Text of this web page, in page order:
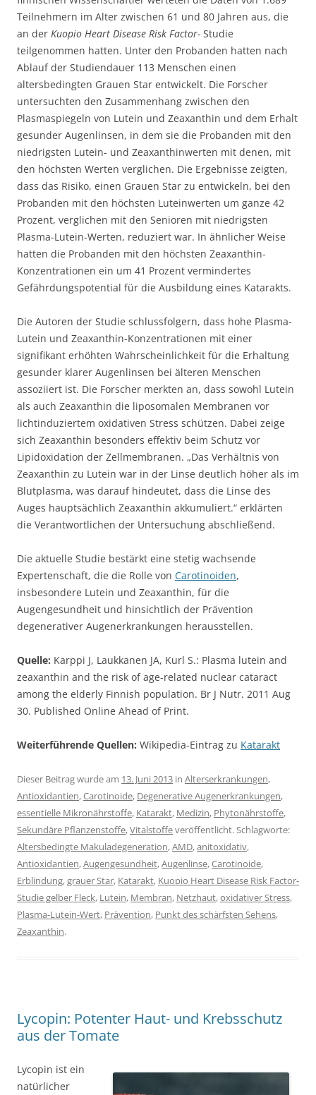
Teilnehmern im Alter zwischen 61 und 80 Jahren aus, die
an der Kuopio Heart Disease Risk Factor- Studie
teilgenommen hatten. Unter den Probanden hatten nach
Ablauf der Studiendauer 113 Menschen einen
altersbedingten Grauen Star entwickelt. Die Forscher
untersuchten den Zusammenhang zwischen den
Plasmaspiegeln von Lutein und Zeaxanthin und dem Erhalt
gesunder Augenlinsen, in dem sie die Probanden mit den
niedrigsten Lutein- und Zeaxanthinwerten mit denen, mit
den höchsten Werten verglichen. Die Ergebnisse zeigten,
dass das Risiko, einen Grauen Star zu entwickeln, bei den
Probanden mit den höchsten Luteinwerten um ganze 42
Prozent, verglichen mit den Senioren mit niedrigsten
Plasma-Lutein-Werten, reduziert war. In ähnlicher Weise
hatten die Probanden mit den höchsten Zeaxanthin-
Konzentrationen ein um 41 Prozent vermindertes
Gefährdungspotential für die Ausbildung eines Katarakts.
Die Autoren der Studie schlussfolgern, dass hohe Plasma-
Lutein und Zeaxanthin-Konzentrationen mit einer
signifikant erhöhten Wahrscheinlichkeit für die Erhaltung
gesunder klarer Augenlinsen bei älteren Menschen
assoziiert ist. Die Forscher merkten an, dass sowohl Lutein
als auch Zeaxanthin die liposomalen Membranen vor
lichtinduziertem oxidativen Stress schützen. Dabei zeige
sich Zeaxanthin besonders effektiv beim Schutz vor
Lipidoxidation der Zellmembranen. „Das Verhältnis von
Zeaxanthin zu Lutein war in der Linse deutlich höher als im
Blutplasma, was darauf hindeutet, dass die Linse des
Auges hauptsächlich Zeaxanthin akkumuliert.“ erklärten
die Verantwortlichen der Untersuchung abschließend.
Die aktuelle Studie bestärkt eine stetig wachsende
Expertenschaft, die die Rolle von Carotinoiden,
insbesondere Lutein und Zeaxanthin, für die
Augengesundheit und hinsichtlich der Prävention
degenerativer Augenerkrankungen herausstellen.
Quelle: Karppi J, Laukkanen JA, Kurl S.: Plasma lutein and
zeaxanthin and the risk of age-related nuclear cataract
among the elderly Finnish population. Br J Nutr. 2011 Aug
30. Published Online Ahead of Print.
Weiterführende Quellen: Wikipedia-Eintrag zu Katarakt
Dieser Beitrag wurde am 13. Juni 2013 in Alterserkrankungen,
Antioxidantien,Carotinoide, Degenerative Augenerkrankungen,
essentielle Mikronährstoffe, Katarakt, Medizin, Phytonährstoffe,
Sekundäre Pflanzenstoffe,Vitalstoffeveröffentlicht. Schlagworte:
Altersbedingte Makuladegeneration,AMD,anitoxidativ,
Antioxidantien,Augengesundheit,Augenlinse,Carotinoide,
Erblindung,grauer Star, Katarakt, Kuopio Heart Disease Risk Factor-
Studie gelber Fleck, Lutein, Membran, Netzhaut,oxidativer Stress,
Plasma-Lutein-Wert, Prävention, Punkt des schärfsten Sehens,
Zeaxanthin.
Lycopin: Potenter Haut- und Krebsschutz
aus der Tomate
Lycopin ist ein
natürlicher